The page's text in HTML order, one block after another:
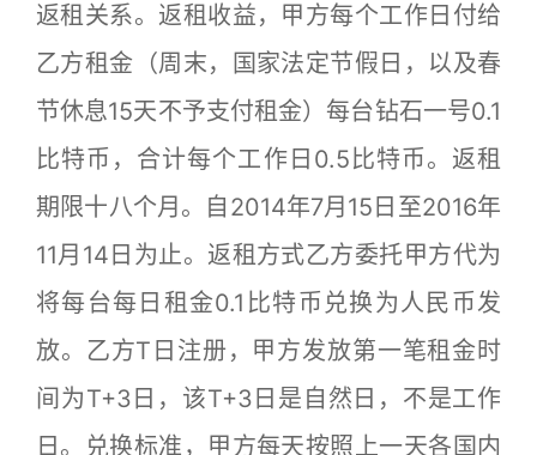
返租关系。返租收益，甲方每个工作日付给
乙方租金（周末，国家法定节假日，以及春
节休息15天不予支付租金）每台钻石一号0.1
比特币，合计每个工作日0.5比特币。返租
期限十八个月。自2014年7月15日至2016年
11月14日为止。返租方式乙方委托甲方代为
将每台每日租金0.1比特币兑换为人民币发
放。乙方T日注册，甲方发放第一笔租金时
间为T+3日，该T+3日是自然日，不是工作
日。兑换标准，甲方每天按照上一天各国内